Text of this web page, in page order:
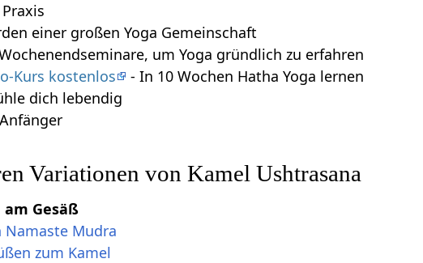
einer großen Yoga Gemeinschaft
um Yoga gründlich zu erfahren
Kurs kostenlos
- In 10 Wochen Hatha Yoga lernen
dich lebendig
Variationen von Kamel Ushtrasana
Gesäß
Mudra
zum Kamel